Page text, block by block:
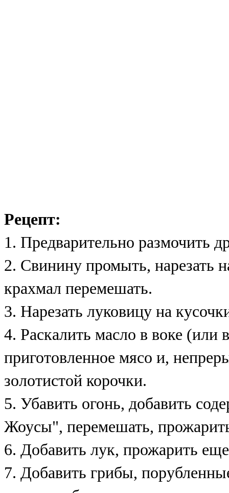
Рецепт:
1. Предварительно размочить
2. Свинину промыть, нарезать
крахмал перемешать.
3. Нарезать луковицу на
4. Раскалить масло в воке (или
приготовленное мясо и,
золотистой корочки.
5. Убавить огонь, добавить
Жоусы", перемешать,
6. Добавить лук, прожарить
7. Добавить грибы,